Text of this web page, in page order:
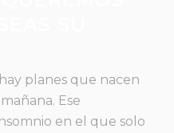
planes que nacen
Ese
en el que solo